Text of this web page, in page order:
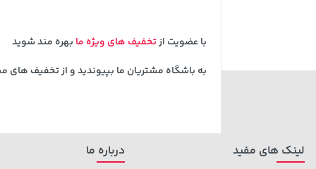
با عضویت ازتخفیف های ویژه ما بهره مند شوید
به باشگاه مشتریان ما بپیوندید و از تخفیف های
لینک های مفید درباره ما